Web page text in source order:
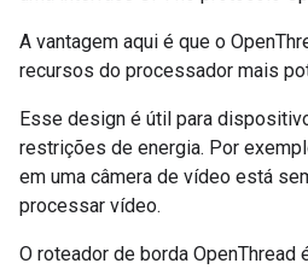
A vantagem aqui é que o
recursos do processador mais
Esse design é útil para
restrições de energia. Por
em uma câmera de vídeo está
processar vídeo.
O roteador de borda OpenThread